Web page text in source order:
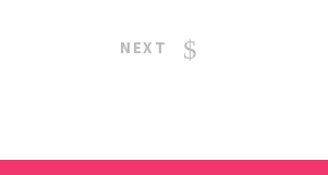
NEXT